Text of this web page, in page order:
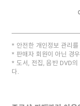
안전한 개인정보 관리
판매자 회원이 아닌 경
도서, 전집, 음반 DVD의
다.